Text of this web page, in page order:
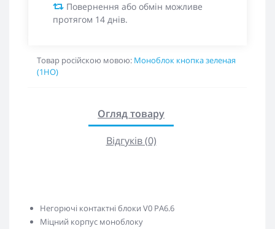
Повернення або обмін можливе
протягом 14 днів.
Товар російскою мовою: Моноблок кнопка зеленая
(1НО)
Огляд товару
Відгуків (0)
Негорючі контактні блоки V0 PA6.6
Міцний корпус моноблоку